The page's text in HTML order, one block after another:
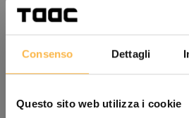
Consenso Dettagli
Questo sito web utilizza i cookie
Hilfsrahmen ATTAAC
Angebot
€5,90 €5,90